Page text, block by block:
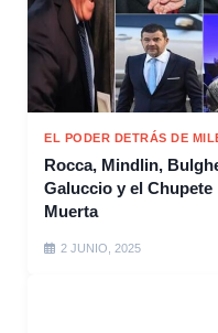
EL PODER DETRÁS DE
Rocca, Mindlin,
Galuccio y el Chupete
Muerta
2 JUNIO, 2025